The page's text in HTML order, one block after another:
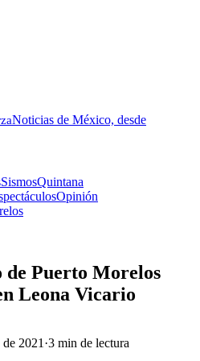
Noticias de México, desde
SismosQuintana
Opinión
Puerto Morelos
Leona Vicario
2021 ·3 min de lectura